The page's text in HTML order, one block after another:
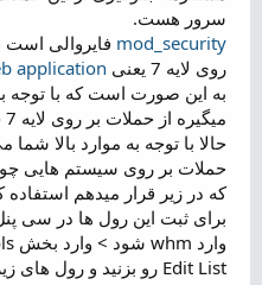
سرور هست.
mod_security فایروالی
روی لایه 7 یعنی
application
میگیره از حملات بر روی لایه 7 جلوگیری می کنه.
حالا با توجه به موارد بالا شما
که در زیر قرار میدهم استفاده
برای ثبت این رول ها در سی
وارد whm شود > وارد بخش
Edit List رو بزنید و رول های زیر رو وارد کنید: